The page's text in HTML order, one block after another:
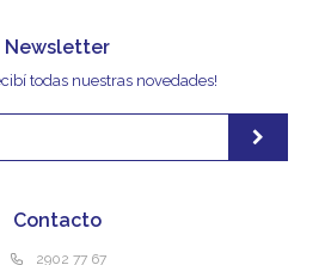
Contacto
2902 77 67
Newsletter
todas nuestras novedades!